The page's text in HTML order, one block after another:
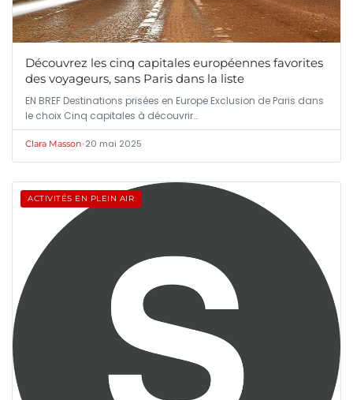
Découvrez les cinq capitales européennes favorites
des voyageurs, sans Paris dans la liste
EN BREF Destinations prisées en Europe Exclusion de Paris dans
le choix Cinq capitales à découvrir…
Clara Masson•20 mai 2025
ACTIVITÉS EN PLEIN AIR